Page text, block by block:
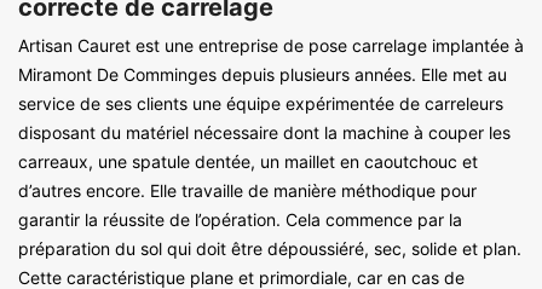
correcte de carrelage
Artisan Cauret est une entreprise de pose carrelage implantée à
Miramont De Comminges depuis plusieurs années. Elle met au
service de ses clients une équipe expérimentée de carreleurs
disposant du matériel nécessaire dont la machine à couper les
carreaux, une spatule dentée, un maillet en caoutchouc et
d’autres encore. Elle travaille de manière méthodique pour
garantir la réussite de l’opération. Cela commence par la
préparation du sol qui doit être dépoussiéré, sec, solide et plan.
Cette caractéristique plane et primordiale, car en cas de